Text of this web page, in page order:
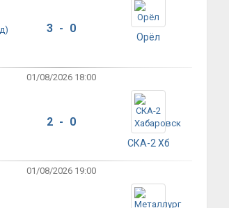
3 - 0
Орёл
01/08/2026 18:00
2 - 0
СКА-2 Хб
01/08/2026 19:00